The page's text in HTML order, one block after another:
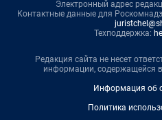
Электронный адрес
Контактные данные для
Техподдержка:
Редакция сайта не несет
информации, содержащейся
Информация об
Политика